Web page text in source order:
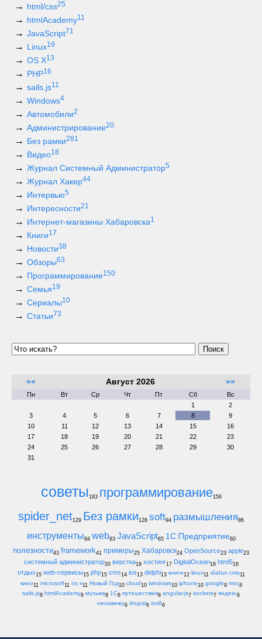
html/css25
htmlAcademy11
JavaScript71
Linux19
OS X13
PHP16
sails.js11
Windows4
Автомобили2
Администрирование20
Без рамки281
Видео18
Журнал Системный Администратор5
Журнал Хакер44
Интервью5
Интересности21
Интернет-магазины Хабаровска1
Книги17
Новости38
Обзоры63
Программирование150
Семья19
Сериалы10
Статьи 73
Поиск
«« Август 2026 »»
Пн Вт Ср Чт Пт Сб
Вс
1
2
3
4 5 6 7 8
9
10
11 12 13 14 15
16
17
18 19 20 21 22
23
24
25 26 27 28 29
30
31
советы183 программирование156
spider_net129 Без рамки128 soft94 размышления86
инструменты84 web83 JavaScript65 1С:Предприятие60
полезности43 framework41 примеры25 Хабаровск24 OpenSource23 apple23
системный администратор20 верстка18 хостинг17 DigitalOcean16 html516
отдых15 web-сервисы15 php15 cms14 ios13 delphi13 книги12 linux11 diafan.cms11
кино11 microsoft11 os x11 Новый Год10 cloud10 windows10 iphone10 google9 mvc8
sails.js8 htmlAcademy8 музыка8 1С8 путешествия8 angular.js7 sockets7 яндекс6
ненавижу6 drupal6 ios86